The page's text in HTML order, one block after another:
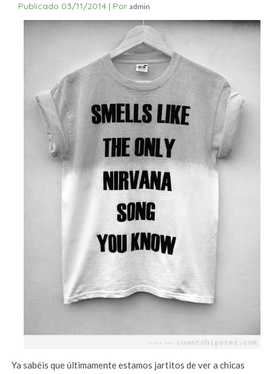
Publicado 03/11/2014 | Por admin
Ya sabéis que últimamente estamos jartitos de ver a chicas